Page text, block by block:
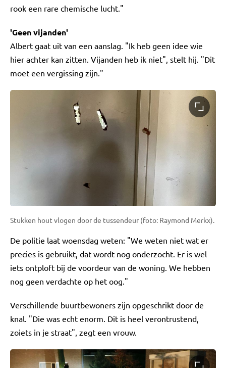
rook een rare chemische lucht."
'Geen vijanden'
Albert gaat uit van een aanslag. "Ik heb geen idee wie
hier achter kan zitten. Vijanden heb ik niet", stelt hij. "Dit
moet een vergissing zijn."
Stukken hout vlogen door de tussendeur (foto: Raymond Merkx).
De politie laat woensdag weten: "We weten niet wat er
precies is gebruikt, dat wordt nog onderzocht. Er is wel
iets ontploft bij de voordeur van de woning. We hebben
nog geen verdachte op het oog."
Verschillende buurtbewoners zijn opgeschrikt door de
knal. "Die was echt enorm. Dit is heel verontrustend,
zoiets in je straat", zegt een vrouw.